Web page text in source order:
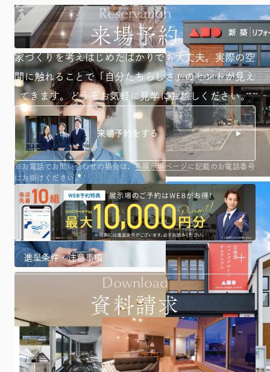
Reservation
来場予約
家づくりを考えはじめたばかりでも大丈夫。実際の空
間に触れることで「自分たちらしさ」のヒントが見え
てきます。どうぞお気軽に見学にお越しください。
来場予約をする
※お電話でお問い合わせの場合は、各展示場ページに記載のお電話番号
にお掛けください。
進呈条件・注意事項
Download
資料請求